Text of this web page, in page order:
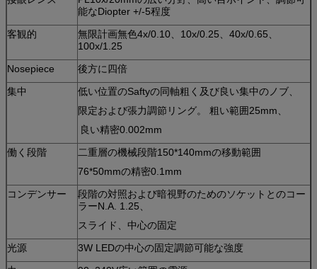
能なDiopter +/-5程度
客観的
無限計画無色4x/0.10、10x/0.25、40x/0.65、
100x/1.25
Nosepiece
後方に四倍
集中
低い位置のSaftyの同軸粗く及び良い集中のノブ、
限定および張力調節リング。 粗い範囲25mm、
良い精密0.002mm
働く段階
二重層の機械段階150*140mmの移動範囲
76*50mmの精密0.1mm
コンデンサー
段階の対照および暗視野のためのソケットとのコー
ラーN.A. 1.25、
スライド、中心の固定
光源
3W LEDの中心の固定調節可能な強度